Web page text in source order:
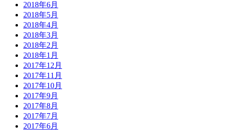
2018年6月
2018年5月
2018年4月
2018年3月
2018年2月
2018年1月
2017年12月
2017年11月
2017年10月
2017年9月
2017年8月
2017年7月
2017年6月